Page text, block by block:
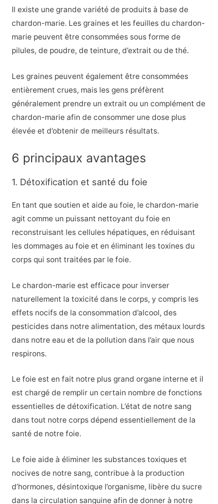
Il existe une grande variété de produits à base de
chardon-marie. Les graines et les feuilles du chardon-
marie peuvent être consommées sous forme de
pilules, de poudre, de teinture, d’extrait ou de thé.
Les graines peuvent également être consommées
entièrement crues, mais les gens préfèrent
généralement prendre un extrait ou un complément de
chardon-marie afin de consommer une dose plus
élevée et d’obtenir de meilleurs résultats.
6 principaux avantages
1. Détoxification et santé du foie
En tant que soutien et aide au foie, le chardon-marie
agit comme un puissant nettoyant du foie en
reconstruisant les cellules hépatiques, en réduisant
les dommages au foie et en éliminant les toxines du
corps qui sont traitées par le foie.
Le chardon-marie est efficace pour inverser
naturellement la toxicité dans le corps, y compris les
effets nocifs de la consommation d’alcool, des
pesticides dans notre alimentation, des métaux lourds
dans notre eau et de la pollution dans l’air que nous
respirons.
Le foie est en fait notre plus grand organe interne et il
est chargé de remplir un certain nombre de fonctions
essentielles de détoxification. L’état de notre sang
dans tout notre corps dépend essentiellement de la
santé de notre foie.
Le foie aide à éliminer les substances toxiques et
nocives de notre sang, contribue à la production
d’hormones, désintoxique l’organisme, libère du sucre
dans la circulation sanguine afin de donner à notre